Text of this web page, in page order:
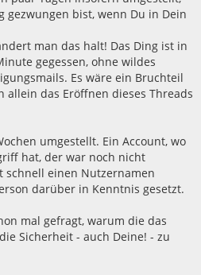
gezwungen bist, wenn Du in Dein
man das halt! Das Ding ist in
gegessen, ohne wildes
Es wäre ein Bruchteil
allein das Eröffnen dieses Threads
umgestellt. Ein Account, wo
hat, der war noch nicht
schnell einen Nutzernamen
darüber in Kenntnis gesetzt.
mal gefragt, warum die das
Sicherheit - auch Deine! - zu